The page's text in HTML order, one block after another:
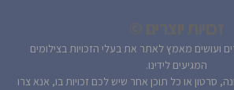
ועושים מאמץ לאתר את בעלי הזכויות בצילומים
המגיעים לידינו.
או כל תוכן אחר שיש לכם זכויות בו, אנא צרו